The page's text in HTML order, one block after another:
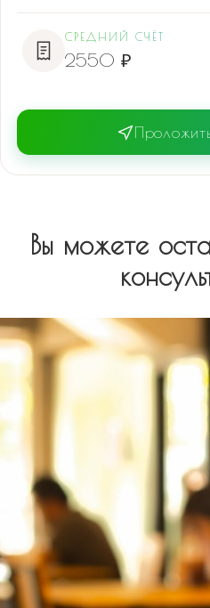
СРЕДНИЙ СЧЁТ
2550 ₽
Вы можете